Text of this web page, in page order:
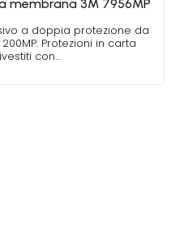
membrana 3M 7956MP
a doppia protezione da
Protezioni in carta
con…